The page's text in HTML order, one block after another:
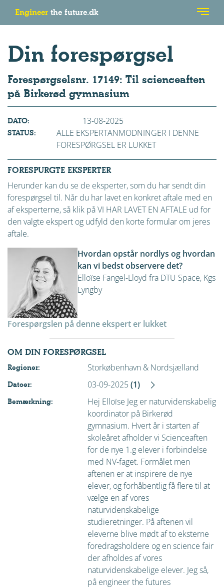
Engineer the future.dk
Din forespørgsel
Forespørgselsnr. 17149: Til scienceaften
på Birkerød gymnasium
DATO: 13-08-2025
STATUS:
ALLE EKSPERTANMODNINGER I DENNE
FORESPØRGSEL ER LUKKET
FORESPURGTE EKSPERTER
Herunder kan du se de eksperter, som du har sendt din
forespørgsel til. Når du har lavet en konkret aftale med en
af eksperterne, så klik på VI HAR LAVET EN AFTALE ud for
den valgte ekspert og udfyld den korte formular om jeres
aftale.
Hvordan opstår nordlys og hvordan
kan vi bedst observere det?
Elloïse Fangel-Lloyd fra DTU Space, Kgs
Lyngby
Forespørgslen på denne ekspert er lukket
OM DIN FORESPØRGSEL
Regioner: Storkøbenhavn & Nordsjælland
Datoer: 03-09-2025(1)
Bemærkning:
Hej Elloïse Jeg er naturvidenskabelig
koordinator på Birkerød
gymnasium. Hvert år i starten af
skoleåret afholder vi Scienceaften
for de nye 1.g elever i forbindelse
med NV-faget. Formålet men
aftenen er at inspirere de nye
elever, og forhåbentlig få flere til at
vælge en af vores
naturvidenskabelige
studieretninger. På aftenen vil
eleverne blive mødt af to eksterne
foredragsholdere og en science fair
der afholdes af vores
naturvidenskabelige elever. Jeg så,
på engineer the futures